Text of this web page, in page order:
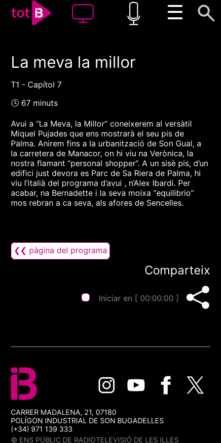
☰
00:00 00:00
La meva la millor
T1 - Capítol 7
🕓 67 minuts
Avui a “La Meva, la Millor” coneixerem al versàtil
Miquel Pujades que ens mostrarà el seu pis de
Palma. Anirem fins a la urbanització de Son Gual, a
la carretera de Manacor, on hi viu na Verònica, la
nostra flamant “personal shopper”. A un sisè pis, d’un
edifici just devora es Parc de Sa Riera de Palma, hi
viu l’italià del programa d’avui , n’Alex Ibardi. Per
acabar, na Bernadette i la seva moixa “equilibrio”
mos rebran a ca seva, als afores de Sencelles.
❮❮ pàgina del programa
Comparteix
Iniciar en [ 00:00:00 ]
CARRER MADALENA, 21, 07180
POLÍGON INDUSTRIAL DE SON BUGADELLES
(+34) 971 139 333
© ENS PÚBLIC DE RADIOTELEVISIÓ DE LES ILLES